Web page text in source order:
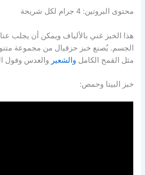
محتوى البروتين: 4 جرام لكل شريحة
هذا الخبز غني بالألياف ويمكن أن يجلب
الجسم. يُصنع خبز حزقيال من مجموعة
مثل القمح الكامل والشعير والعدس وفول
خبز البيتا وحمص: